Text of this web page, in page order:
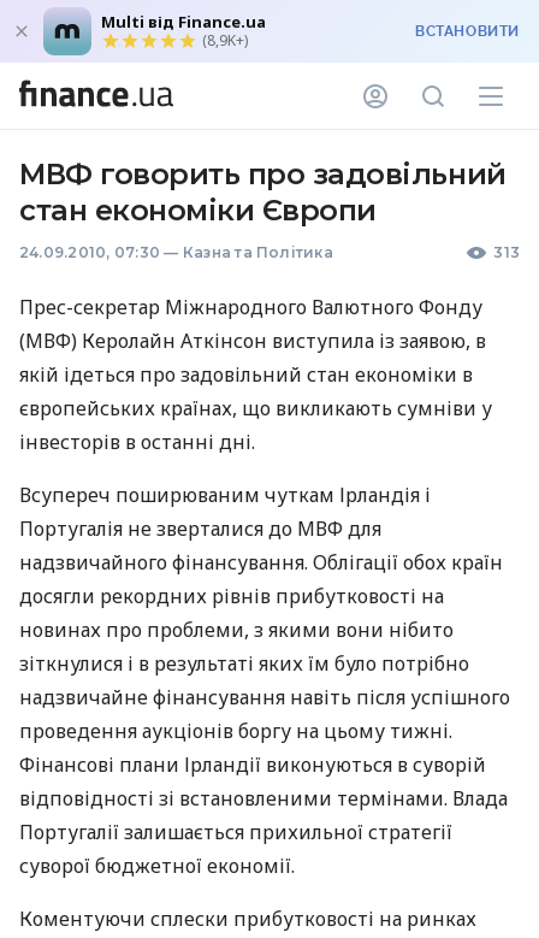
Multi від Finance.ua
(8,9K+) ВСТАНОВИТИ
МВФ говорить про задовільний
стан економіки Європи
24.09.2010, 07:30 — Казна та Політика 313
Прес-секретар Міжнародного Валютного Фонду
(МВФ) Керолайн Аткінсон виступила із заявою, в
якій ідеться про задовільний стан економіки в
європейських країнах, що викликають сумніви у
інвесторів в останні дні.
Всупереч поширюваним чуткам Ірландія і
Португалія не зверталися до МВФ для
надзвичайного фінансування. Облігації обох країн
досягли рекордних рівнів прибутковості на
новинах про проблеми, з якими вони нібито
зіткнулися і в результаті яких їм було потрібно
надзвичайне фінансування навіть після успішного
проведення аукціонів боргу на цьому тижні.
Фінансові плани Ірландії виконуються в суворій
відповідності зі встановленими термінами. Влада
Португалії залишається прихильної стратегії
суворої бюджетної економії.
Коментуючи сплески прибутковості на ринках